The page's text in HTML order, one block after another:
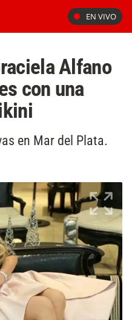
EN VIVO
Alfano
con una
en Mar del Plata.